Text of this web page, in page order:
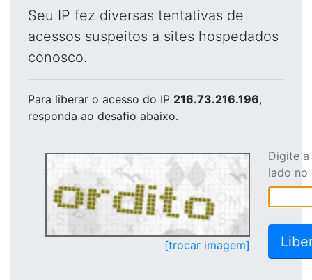
Seu IP fez diversas tentativas de
acessos suspeitos a sites hospedados
conosco.
Para liberar o acesso do IP 216.73.216.196,
responda ao desafio abaixo.
[trocar imagem]
Digite
lado no